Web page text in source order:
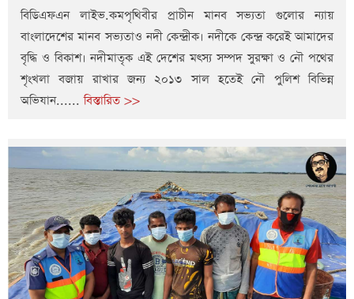
বিডিএফএন লাইভ.কমপৃথিবীর প্রাচীন মানব সভ্যতা গুলোর ন্যায়
বাংলাদেশের মানব সভ্যতাও নদী কেন্দ্রীক। নদীকে কেন্দ্র করেই আমাদের
বৃদ্ধি ও বিকাশ। নদীমাতৃক এই দেশের মৎস্য সম্পদ সুরক্ষা ও নৌ পথের
শৃংখলা বজায় রাখার জন্য ২০১৩ সাল হতেই নৌ পুলিশ বিভিন্ন
অভিযান......বিস্তারিত >>